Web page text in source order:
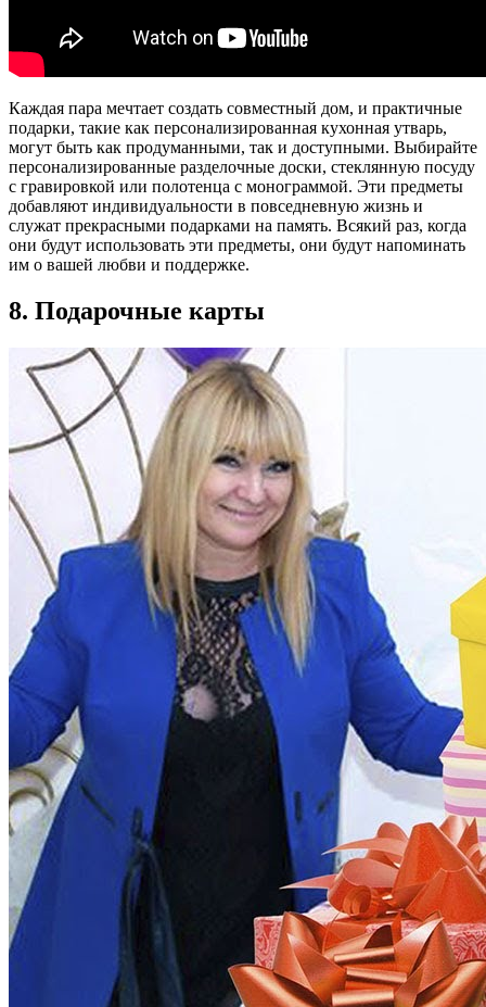
Каждая пара мечтает создать совместный дом, и практичные
подарки, такие как персонализированная кухонная утварь,
могут быть как продуманными, так и доступными. Выбирайте
персонализированные разделочные доски, стеклянную посуду
с гравировкой или полотенца с монограммой. Эти предметы
добавляют индивидуальности в повседневную жизнь и
служат прекрасными подарками на память. Всякий раз, когда
они будут использовать эти предметы, они будут напоминать
им о вашей любви и поддержке.
8. Подарочные карты